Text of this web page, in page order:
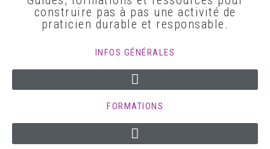
construire pas à pas une activité de
praticien durable et responsable.
INFOS GÉNÉRALES
FORMATIONS